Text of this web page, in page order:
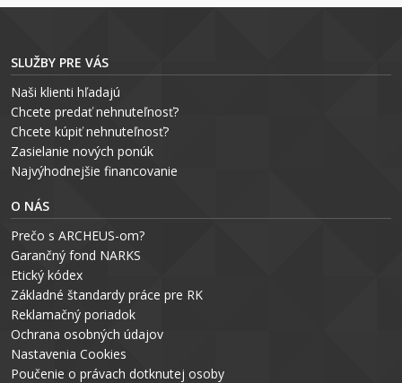
SLUŽBY PRE VÁS
Naši klienti hľadajú
Chcete predať nehnuteľnosť?
Chcete kúpiť nehnuteľnosť?
Zasielanie nových ponúk
Najvýhodnejšie financovanie
O NÁS
Prečo s ARCHEUS-om?
Garančný fond NARKS
Etický kódex
Základné štandardy práce pre RK
Reklamačný poriadok
Ochrana osobných údajov
Nastavenia Cookies
Poučenie o právach dotknutej osoby